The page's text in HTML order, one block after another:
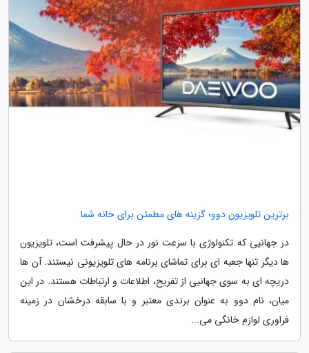
برترین تلویزیون دوو؛ گزینه های مطمئن برای خانه شما
در جهانیی که تکنولوژی با سرعت نور در حال پیشرفت است، تلویزیون
ها دیگر تنها جعبه ای برای تماشای برنامه های تلویزیونی نیستند. آن ها
دریچه ای به سوی جهانیی از تفریح، اطلاعات و ارتباطات هستند. در این
میان، نام دوو به عنوان برندی معتبر و با سابقه درخشان در زمینه
فراوری لوازم خانگی می...